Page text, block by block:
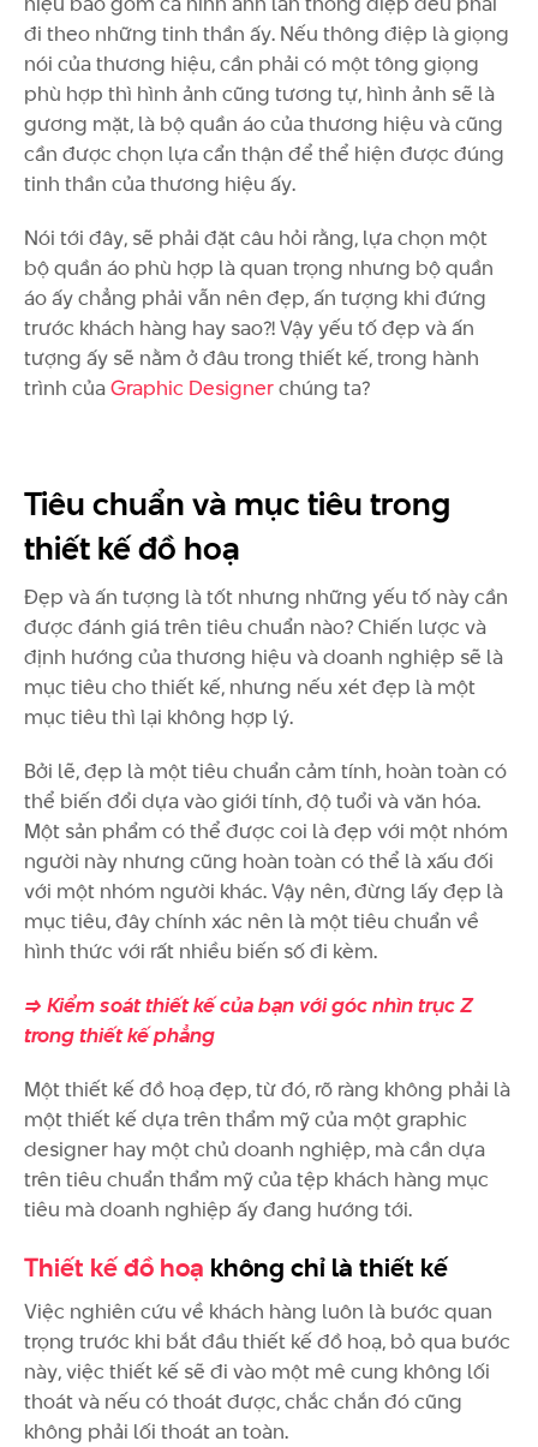
đi theo những tinh thần ấy. Nếu thông điệp là giọng
nói của thương hiệu, cần phải có một tông giọng
phù hợp thì hình ảnh cũng tương tự, hình ảnh sẽ là
gương mặt, là bộ quần áo của thương hiệu và cũng
cần được chọn lựa cẩn thận để thể hiện được đúng
tinh thần của thương hiệu ấy.
Nói tới đây, sẽ phải đặt câu hỏi rằng, lựa chọn một
bộ quần áo phù hợp là quan trọng nhưng bộ quần
áo ấy chẳng phải vẫn nên đẹp, ấn tượng khi đứng
trước khách hàng hay sao?! Vậy yếu tố đẹp và ấn
tượng ấy sẽ nằm ở đâu trong thiết kế, trong hành
trình củaGraphic Designerchúng ta?
Tiêu chuẩn và mục tiêu trong
thiết kế đồ hoạ
Đẹp và ấn tượng là tốt nhưng những yếu tố này cần
được đánh giá trên tiêu chuẩn nào? Chiến lược và
định hướng của thương hiệu và doanh nghiệp sẽ là
mục tiêu cho thiết kế, nhưng nếu xét đẹp là một
mục tiêu thì lại không hợp lý.
Bởi lẽ, đẹp là một tiêu chuẩn cảm tính, hoàn toàn có
thể biến đổi dựa vào giới tính, độ tuổi và văn hóa.
Một sản phẩm có thể được coi là đẹp với một nhóm
người này nhưng cũng hoàn toàn có thể là xấu đối
với một nhóm người khác. Vậy nên, đừng lấy đẹp là
mục tiêu, đây chính xác nên là một tiêu chuẩn về
hình thức với rất nhiều biến số đi kèm.
=> Kiểm soát thiết kế của bạn với góc nhìn trục Z
trong thiết kế phẳng
Một thiết kế đồ hoạ đẹp, từ đó, rõ ràng không phải là
một thiết kế dựa trên thẩm mỹ của một graphic
designer hay một chủ doanh nghiệp, mà cần dựa
trên tiêu chuẩn thẩm mỹ của tệp khách hàng mục
tiêu mà doanh nghiệp ấy đang hướng tới.
Thiết kế đồ hoạ không chỉ là thiết kế
Việc nghiên cứu về khách hàng luôn là bước quan
trọng trước khi bắt đầu thiết kế đồ hoạ, bỏ qua bước
này, việc thiết kế sẽ đi vào một mê cung không lối
thoát và nếu có thoát được, chắc chắn đó cũng
không phải lối thoát an toàn.